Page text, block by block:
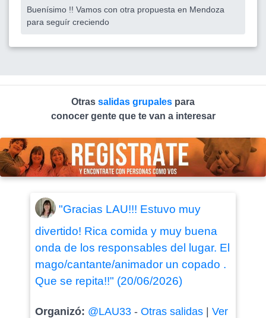
Buenísimo !! Vamos con otra propuesta en Mendoza
para seguír creciendo
Otras salidas grupales para
conocer gente que te van a interesar
"Gracias LAU!!! Estuvo muy
divertido! Rica comida y muy buena
onda de los responsables del lugar. El
mago/cantante/animador un copado .
Que se repita!!" (20/06/2026)
Organizó: @LAU33- Otras salidas| Ver